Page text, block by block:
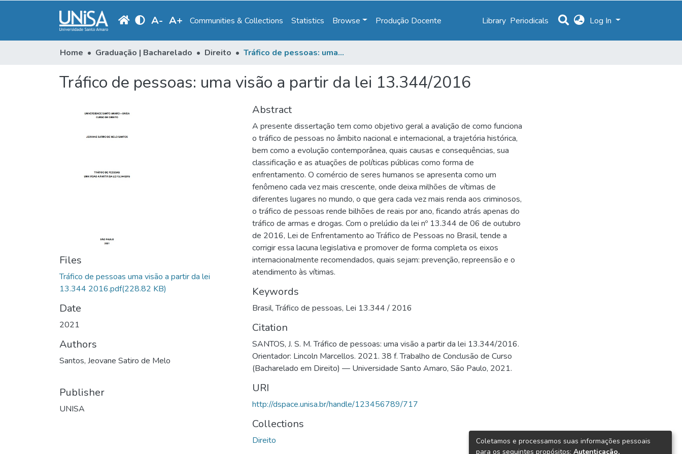
A- A+ Communities & Collections Statistics Browse Produção Docente Library Periodicals Log In
Home Graduação | Bacharelado Direito Tráfico de pessoas: uma visão a partir da lei 13.344/2016
Tráfico de pessoas: uma visão a partir da lei 13.344/2016
Files
Tráfico de pessoas uma visão a partir da lei
13.344 2016.pdf(228.82 KB)
Date
2021
Authors
Santos, Jeovane Satiro de Melo
Publisher
UNISA
Abstract
A presente dissertação tem como objetivo geral a avalição de como funciona
o tráfico de pessoas no âmbito nacional e internacional, a trajetória histórica,
bem como a evolução contemporânea, quais causas e consequências, sua
classificação e as atuações de políticas públicas como forma de
enfrentamento. O comércio de seres humanos se apresenta como um
fenômeno cada vez mais crescente, onde deixa milhões de vítimas de
diferentes lugares no mundo, o que gera cada vez mais renda aos criminosos,
o tráfico de pessoas rende bilhões de reais por ano, ficando atrás apenas do
tráfico de armas e drogas. Com o prelúdio da lei nº 13.344 de 06 de outubro
de 2016, Lei de Enfrentamento ao Tráfico de Pessoas no Brasil, tende a
corrigir essa lacuna legislativa e promover de forma completa os eixos
internacionalmente recomendados, quais sejam: prevenção, repreensão e o
atendimento às vítimas.
Keywords
Brasil,Tráfico de pessoas, Lei 13.344 / 2016
Citation
SANTOS, J. S. M. Tráfico de pessoas: uma visão a partir da lei 13.344/2016.
Orientador: Lincoln Marcellos. 2021. 38 f. Trabalho de Conclusão de Curso
(Bacharelado em Direito) — Universidade Santo Amaro, São Paulo, 2021.
URI
http://dspace.unisa.br/handle/123456789/717
Collections
Direito
Coletamos e processamos suas informações pessoais
para os seguintes propósitos: Autenticação,